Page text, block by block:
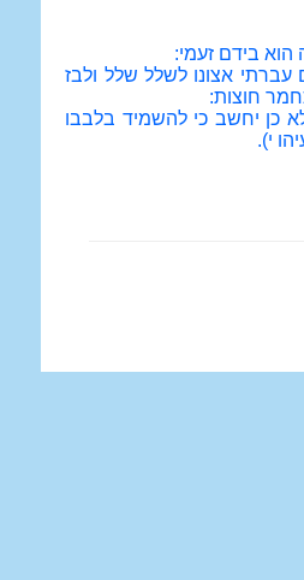
בידם זעמי:
עברתי אצונו לשלל שלל ולבז
חוצות:
כן יחשב כי להשמיד בלבבו
י).